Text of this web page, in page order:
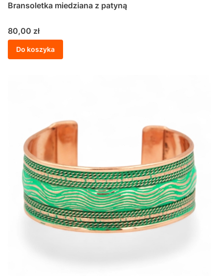
Bransoletka miedziana z patyną
Cena
80,00 zł
Do koszyka